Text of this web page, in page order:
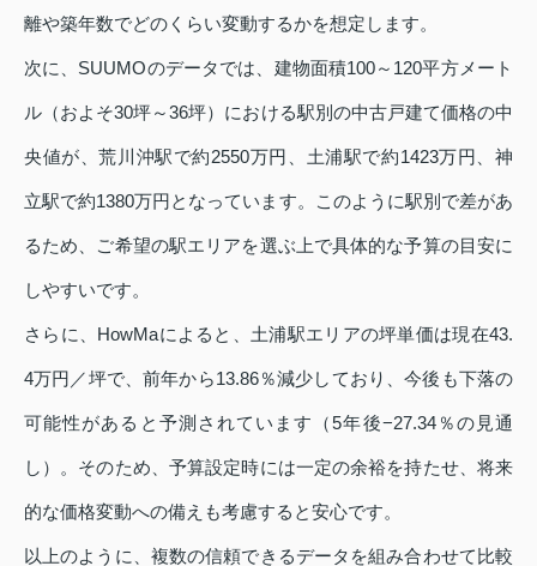
離や築年数でどのくらい変動するかを想定します。
次に、SUUMOのデータでは、建物面積100～120平方メート
ル（およそ30坪～36坪）における駅別の中古戸建て価格の中
央値が、荒川沖駅で約2550万円、土浦駅で約1423万円、神
立駅で約1380万円となっています。このように駅別で差があ
るため、ご希望の駅エリアを選ぶ上で具体的な予算の目安に
しやすいです。
さらに、HowMaによると、土浦駅エリアの坪単価は現在43.
4万円／坪で、前年から13.86％減少しており、今後も下落の
可能性があると予測されています（5年後−27.34％の見通
し）。そのため、予算設定時には一定の余裕を持たせ、将来
的な価格変動への備えも考慮すると安心です。
以上のように、複数の信頼できるデータを組み合わせて比較